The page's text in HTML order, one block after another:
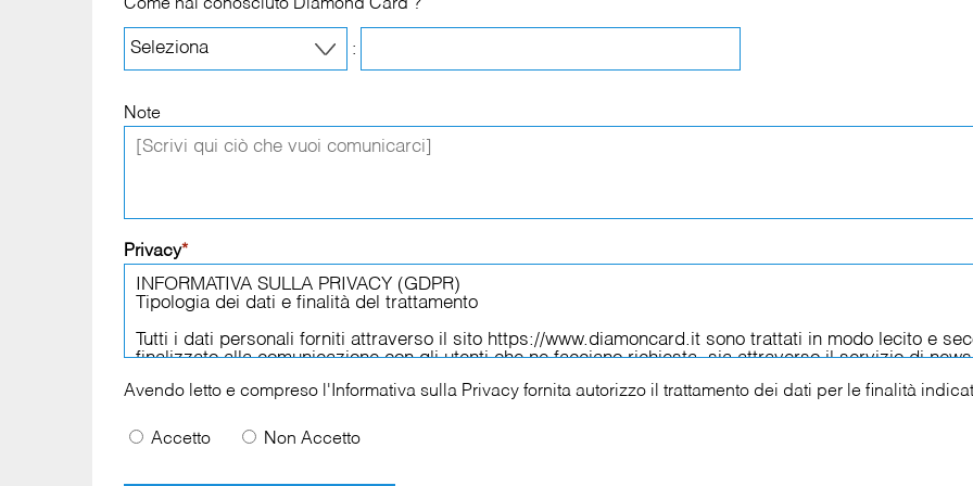
Come hai conosciuto Diamond Card ?
:
Note
Privacy*
Avendo letto e compreso l' Informativa sulla Privacy fornita autorizzo il trattamento dei dati per le finalità
Accetto Non Accetto